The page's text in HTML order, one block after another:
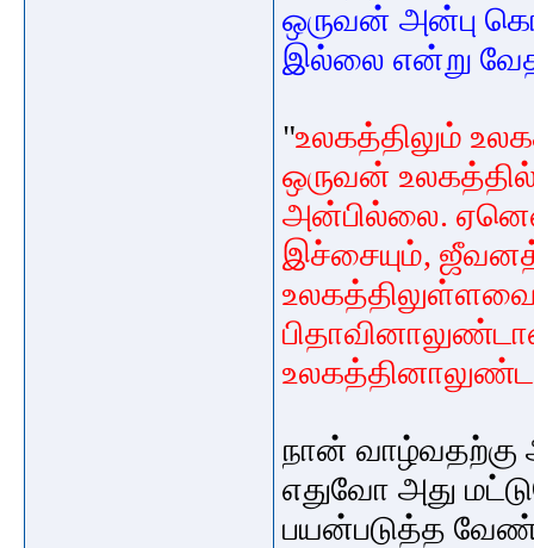
ஒருவன் அன்பு
இல்லை என்று
"உலகத்திலும்
ஒருவன்
அன்பில்லை.
இச்சையும்,
நான் வாழ்வதற்கு
எதுவோ அது
பயன்படுத்த